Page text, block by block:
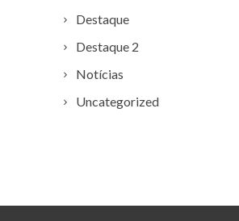
Destaque
Destaque 2
Notícias
Uncategorized